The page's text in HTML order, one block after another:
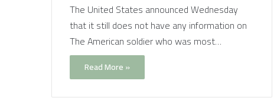
The United States announced Wednesday
that it still does not have any information on
The American soldier who was most…
Read More »